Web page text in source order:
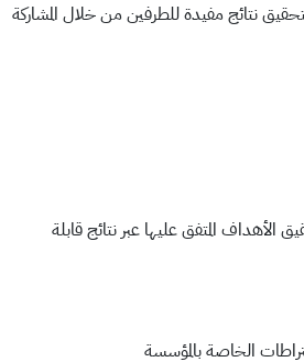
نتائج مفيدة للطرفين من خلال المشاركة
المتفق عليها عبر نتائج قابلة
الخاصة بالمؤسسة